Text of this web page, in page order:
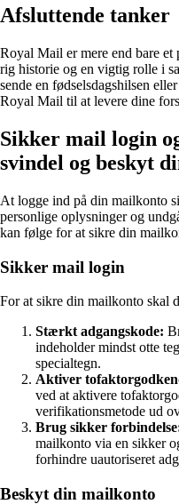
Afsluttende tanker
Royal Mail er mere end bare et
rig historie og en vigtig rolle i
sende en fødselsdagshilsen
Royal Mail til at levere dine
Sikker mail login
svindel og beskyt
At logge ind på din mailkonto
personlige oplysninger og
kan følge for at sikre din
Sikker mail login
For at sikre din mailkonto skal
Stærkt adgangskode:
indeholder mindst otte
specialtegn.
Aktiver
ved at aktivere
verifikationsmetode ud
Brug sikker
mailkonto via en sikker
forhindre uautoriseret
Beskyt din mailkonto